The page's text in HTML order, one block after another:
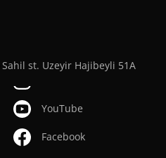
st. Uzeyir Hajibeyli 51A
YouTube
Facebook